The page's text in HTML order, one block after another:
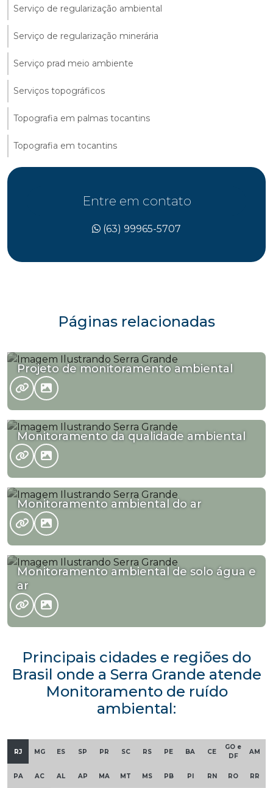
Serviço de regularização ambiental
Serviço de regularização minerária
Serviço prad meio ambiente
Serviços topográficos
Topografia em palmas tocantins
Topografia em tocantins
Entre em contato
(63) 99965-5707
Páginas relacionadas
Projeto de monitoramento ambiental
Monitoramento da qualidade ambiental
Monitoramento ambiental do ar
Monitoramento ambiental de solo água e
ar
Principais cidades e regiões do
Brasil onde a Serra Grande atende
Monitoramento de ruído
ambiental:
RJ MG ES SP PR SC RS PE BA CE
GO e
DF
AM
PA AC AL AP MA MT MS PB PI RN RO RR